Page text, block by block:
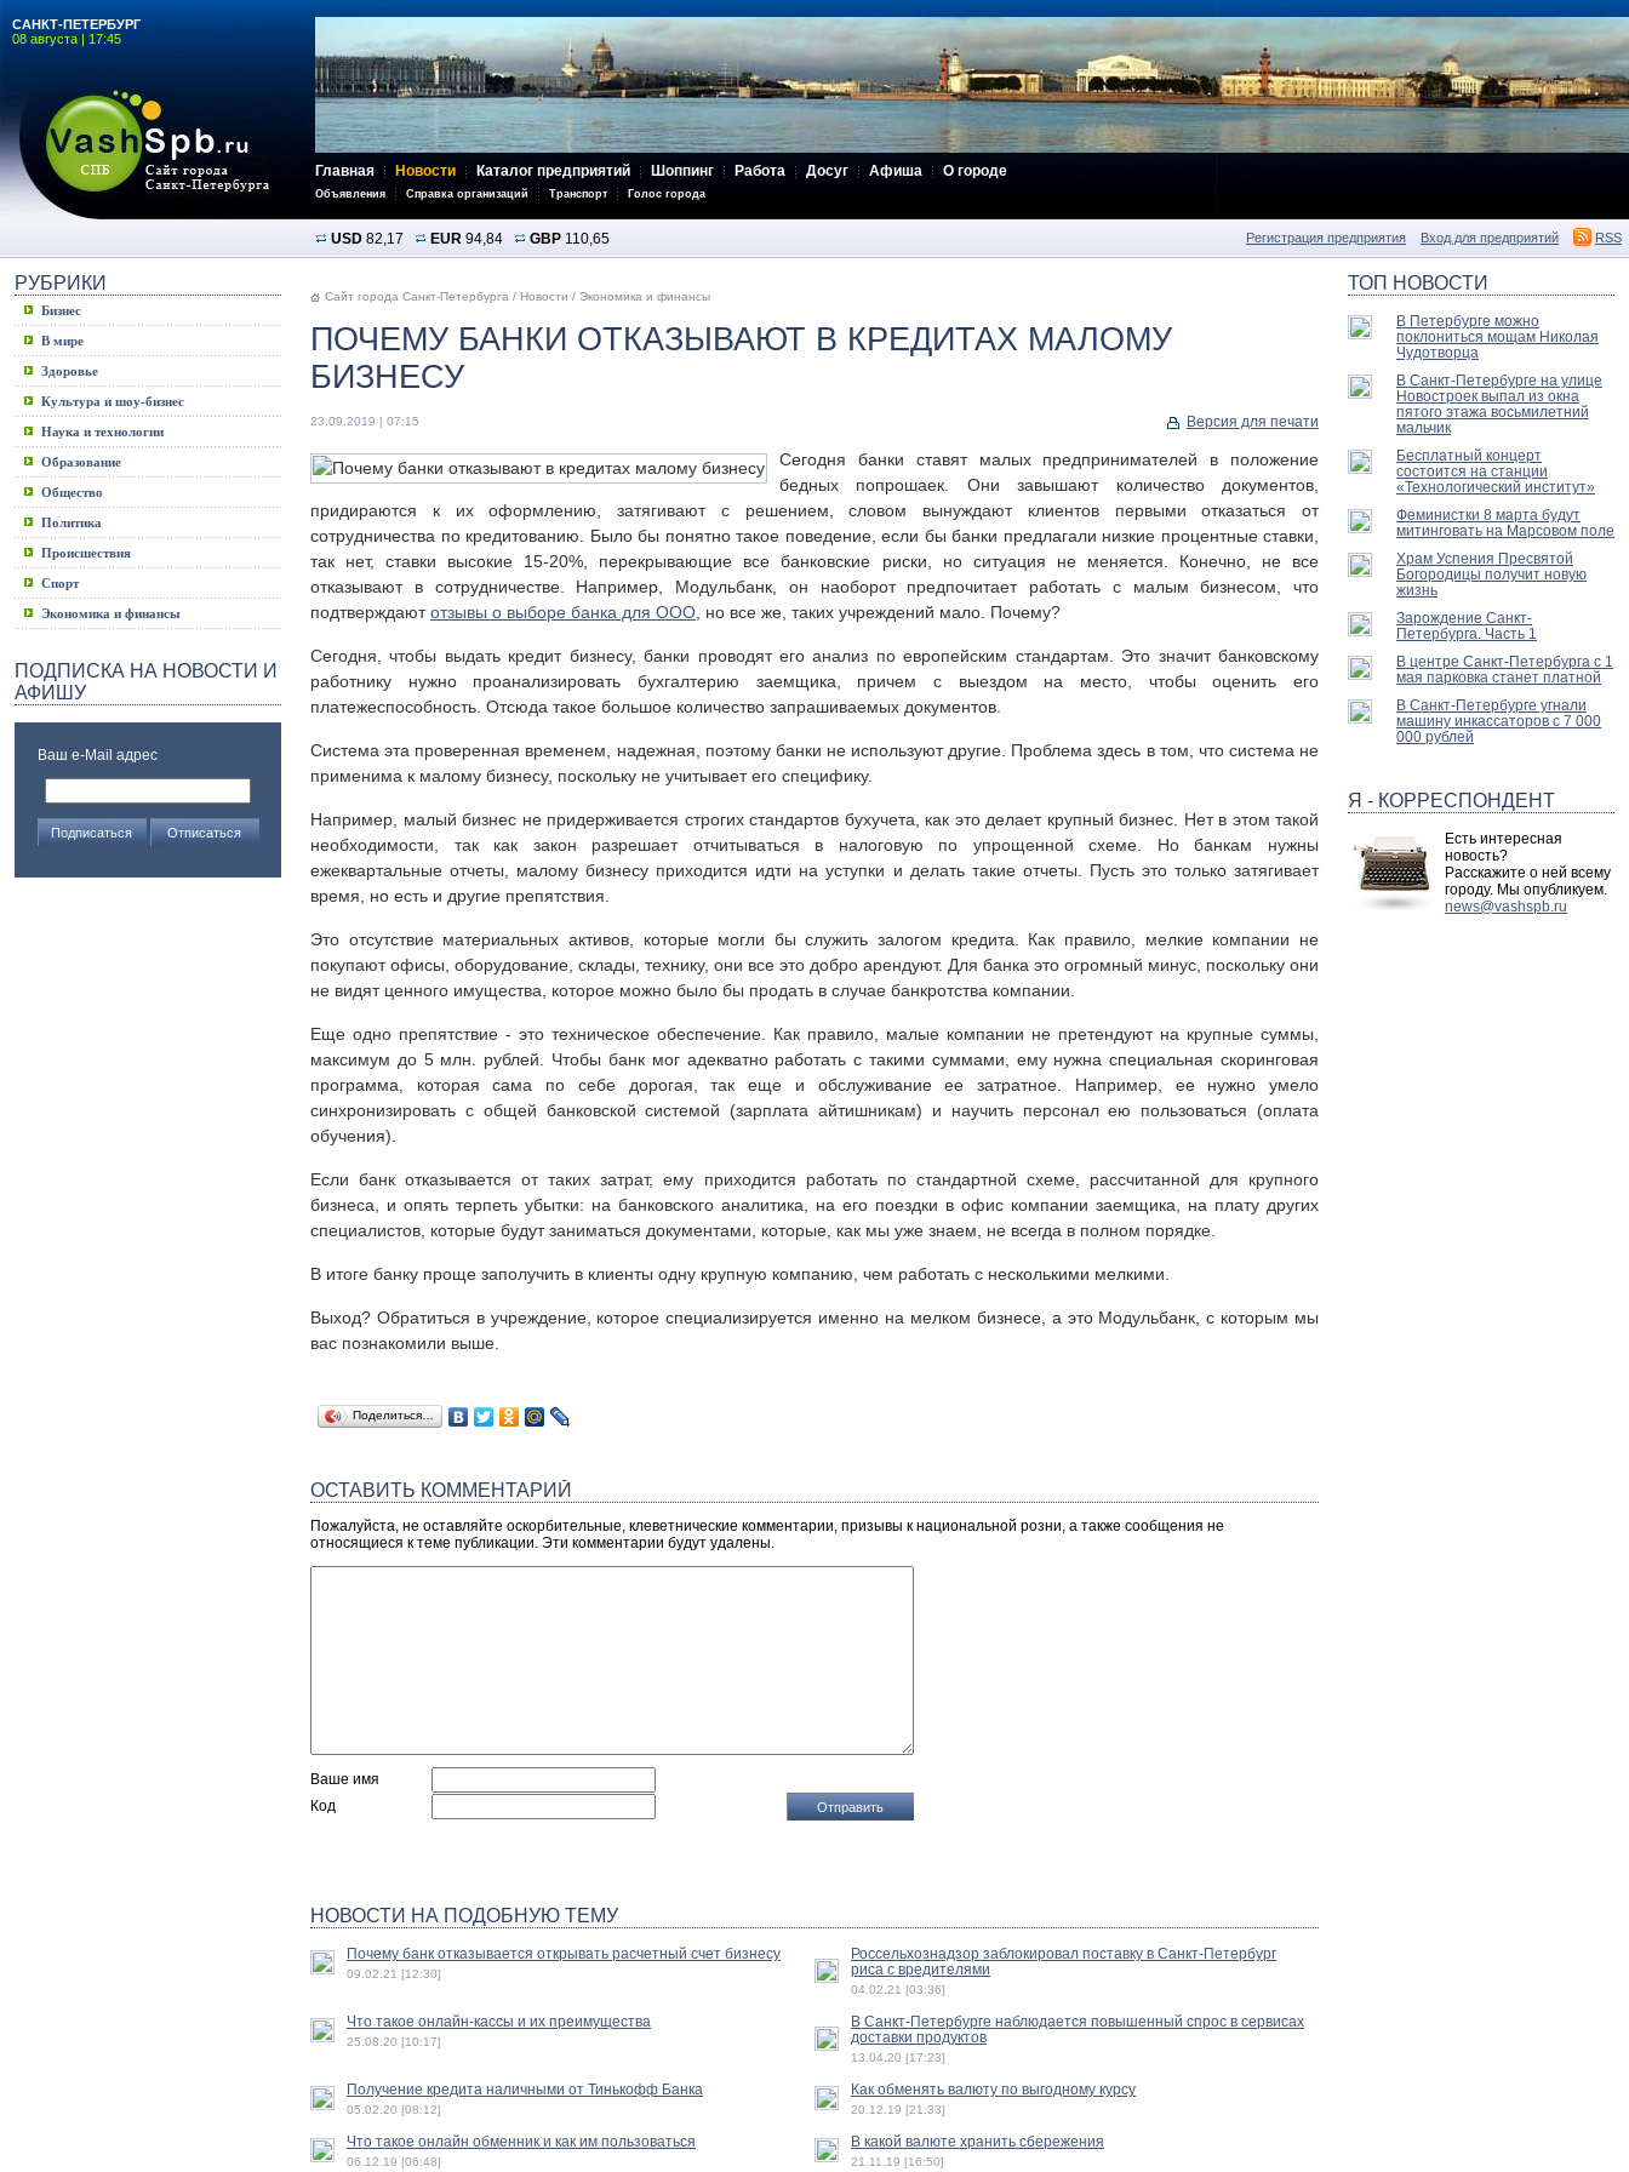
САНКТ-ПЕТЕРБУРГ
08 августа | 17:45
Главная Новости Каталог предприятий Шоппинг Работа Досуг Афиша О городе
Объявления Справка организаций Транспорт Голос города
USD 82,17 EUR 94,84 GBP 110,65 Регистрация предприятия Вход для предприятий RSS
РУБРИКИ
Бизнес
В мире
Здоровье
Культура и шоу-бизнес
Наука и технологии
Образование
Общество
Политика
Происшествия
Спорт
Экономика и финансы
ПОДПИСКА НА НОВОСТИ И
АФИШУ
Ваш e-Mail адрес
Сайт города Санкт-Петербурга / Новости / Экономика и финансы
ПОЧЕМУ БАНКИ ОТКАЗЫВАЮТ В КРЕДИТАХ МАЛОМУ
БИЗНЕСУ
23.09.2019 | 07:15 Версия для печати
Сегодня банки ставят малых предпринимателей в положение
бедных попрошаек. Они завышают количество документов,
придираются к их оформлению, затягивают с решением, словом вынуждают клиентов первыми отказаться от
сотрудничества по кредитованию. Было бы понятно такое поведение, если бы банки предлагали низкие процентные ставки,
так нет, ставки высокие 15-20%, перекрывающие все банковские риски, но ситуация не меняется. Конечно, не все
отказывают в сотрудничестве. Например, Модульбанк, он наоборот предпочитает работать с малым бизнесом, что
подтверждаютотзывы о выборе банка для ООО , но все же, таких учреждений мало. Почему?
Сегодня, чтобы выдать кредит бизнесу, банки проводят его анализ по европейским стандартам. Это значит банковскому
работнику нужно проанализировать бухгалтерию заемщика, причем с выездом на место, чтобы оценить его
платежеспособность. Отсюда такое большое количество запрашиваемых документов.
Система эта проверенная временем, надежная, поэтому банки не используют другие. Проблема здесь в том, что система не
применима к малому бизнесу, поскольку не учитывает его специфику.
Например, малый бизнес не придерживается строгих стандартов бухучета, как это делает крупный бизнес. Нет в этом такой
необходимости, так как закон разрешает отчитываться в налоговую по упрощенной схеме. Но банкам нужны
ежеквартальные отчеты, малому бизнесу приходится идти на уступки и делать такие отчеты. Пусть это только затягивает
время, но есть и другие препятствия.
Это отсутствие материальных активов, которые могли бы служить залогом кредита. Как правило, мелкие компании не
покупают офисы, оборудование, склады, технику, они все это добро арендуют. Для банка это огромный минус, поскольку они
не видят ценного имущества, которое можно было бы продать в случае банкротства компании.
Еще одно препятствие - это техническое обеспечение. Как правило, малые компании не претендуют на крупные суммы,
максимум до 5 млн. рублей. Чтобы банк мог адекватно работать с такими суммами, ему нужна специальная скоринговая
программа, которая сама по себе дорогая, так еще и обслуживание ее затратное. Например, ее нужно умело
синхронизировать с общей банковской системой (зарплата айтишникам) и научить персонал ею пользоваться (оплата
обучения).
Если банк отказывается от таких затрат, ему приходится работать по стандартной схеме, рассчитанной для крупного
бизнеса, и опять терпеть убытки: на банковского аналитика, на его поездки в офис компании заемщика, на плату других
специалистов, которые будут заниматься документами, которые, как мы уже знаем, не всегда в полном порядке.
В итоге банку проще заполучить в клиенты одну крупную компанию, чем работать с несколькими мелкими.
Выход? Обратиться в учреждение, которое специализируется именно на мелком бизнесе, а это Модульбанк, с которым мы
вас познакомили выше.
Поделиться…
ОСТАВИТЬ КОММЕНТАРИЙ
Пожалуйста, не оставляйте оскорбительные, клеветнические комментарии, призывы к национальной розни, а также сообщения не
относящиеся к теме публикации. Эти комментарии будут удалены.
Ваше имя
Код
НОВОСТИ НА ПОДОБНУЮ ТЕМУ
Почему банк отказывается открывать расчетный счет бизнесу
09.02.21 [12:30]
Россельхознадзор заблокировал поставку в Санкт-Петербург
риса с вредителями
04.02.21 [03:36]
Что такое онлайн-кассы и их преимущества
25.08.20 [10:17]
В Санкт-Петербурге наблюдается повышенный спрос в сервисах
доставки продуктов
13.04.20 [17:23]
Получение кредита наличными от Тинькофф Банка
05.02.20 [08:12]
Как обменять валюту по выгодному курсу
20.12.19 [21:33]
Что такое онлайн обменник и как им пользоваться
06.12.19 [06:48]
В какой валюте хранить сбережения
21.11.19 [16:50]
ТОП НОВОСТИ
В Петербурге можно
поклониться мощам Николая
Чудотворца
В Санкт-Петербурге на улице
Новостроек выпал из окна
пятого этажа восьмилетний
мальчик
Бесплатный концерт
состоится на станции
«Технологический институт»
Феминистки 8 марта будут
митинговать на Марсовом поле
Храм Успения Пресвятой
Богородицы получит новую
жизнь
Зарождение Санкт-
Петербурга. Часть 1
В центре Санкт-Петербурга с 1
мая парковка станет платной
В Санкт-Петербурге угнали
машину инкассаторов с 7 000
000 рублей
Я - КОРРЕСПОНДЕНТ
Есть интересная
новость?
Расскажите о ней всему
городу. Мы опубликуем.
news@vashspb.ru